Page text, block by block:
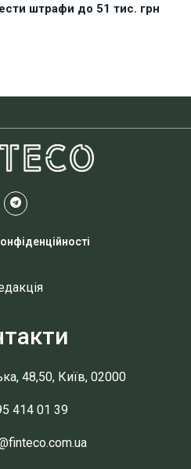
штрафи до 51 тис. грн
48,50, Київ, 02000
414 01 39